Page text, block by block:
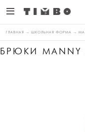
ГЛАВНАЯ → ШКОЛЬНАЯ ФОРМА →
БРЮКИ MANNY